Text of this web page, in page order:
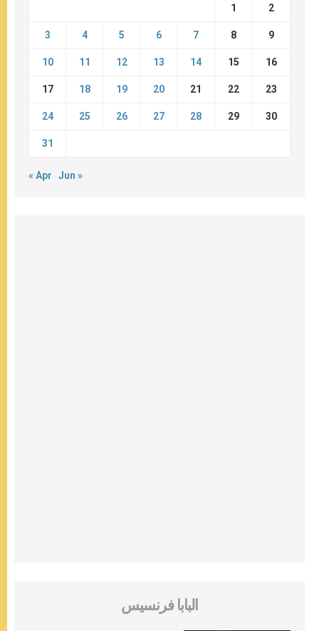
1 2
3 4 5 6 7 8 9
10 11 12 13 14 15 16
17 18 19 20 21 22 23
24 25 26 27 28 29 30
31
« Apr Jun »
البابا فرنسيس